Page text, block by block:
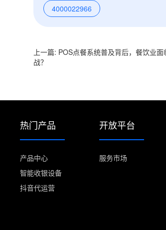
4000022966
上一篇: POS点餐系统普及背后，餐饮业
战？
热门产品
产品中心
智能收银设备
抖音代运营
开放平台
服务市场